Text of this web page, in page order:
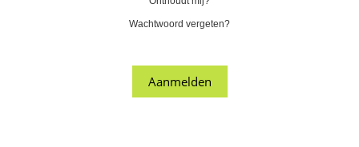
Wachtwoord vergeten?